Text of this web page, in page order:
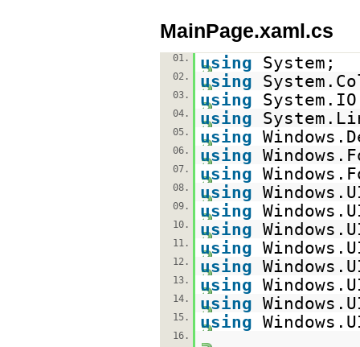
MainPage.xaml.cs
01. using System;
02. using
03. using
04. using
05. using
06. using
07. using
08. using
09. using
10. using
11. using
12. using
13. using
14. using
15. using
16.